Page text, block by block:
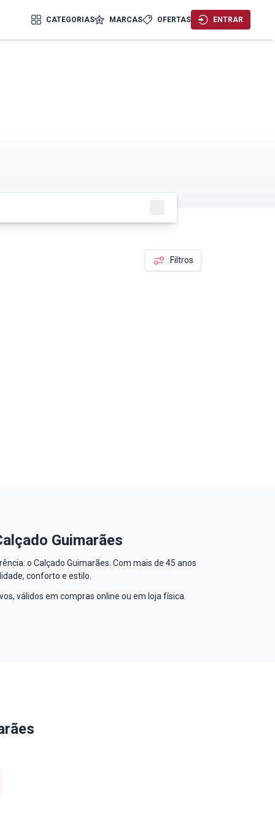
CATEGORIAS MARCAS OFERTAS ENTRAR
Filtros
Guimarães
o Calçado Guimarães. Com mais de 45 anos
conforto e estilo.
válidos em compras online ou em loja física.